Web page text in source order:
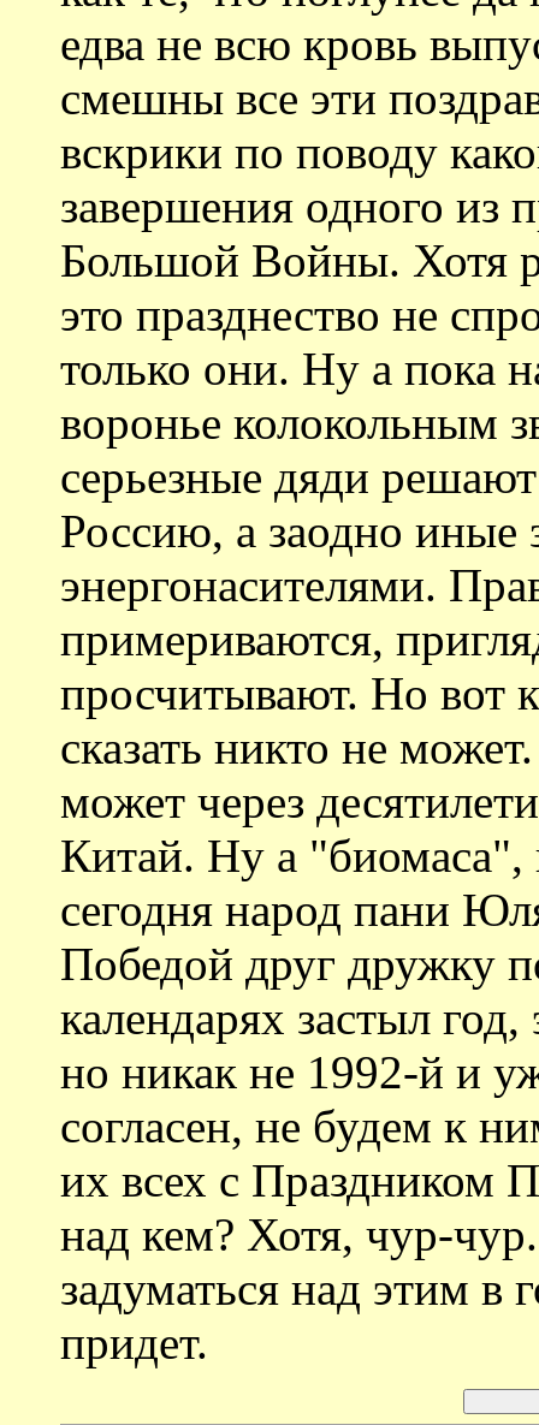
едва не всю кровь
смешны все эти
вскрики по поводу
завершения одного из
Большой Войны. Хотя
это празднество не
только они. Ну а пока
воронье колокольным
серьезные дяди
Россию, а заодно иные
энергонасителями.
примериваются,
просчитывают. Но вот
сказать никто не
может через
Китай. Ну а
сегодня народ пани
Победой друг дружку
календарях застыл
но никак не 1992-й и
согласен, не будем к
их всех с Праздником
над кем? Хотя, чур-
задуматься над этим в
придет.